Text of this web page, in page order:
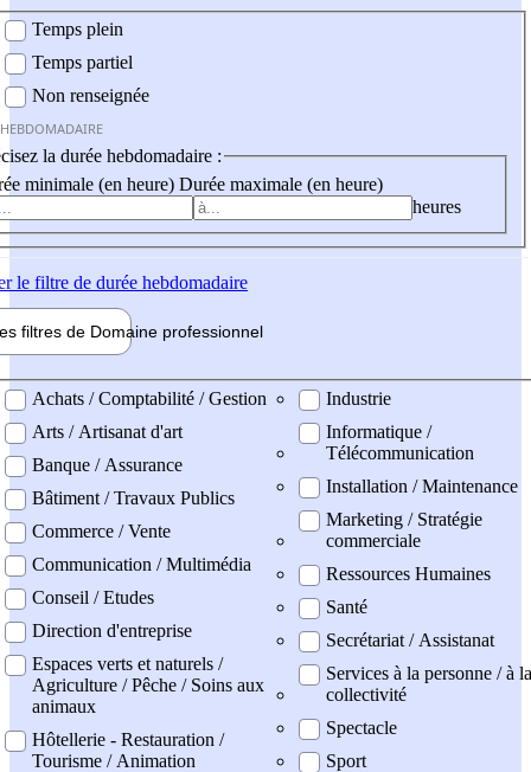
Temps plein
Temps partiel
Non renseignée
la durée hebdomadaire :
minimale (en heure) Durée maximale (en heure)
heures
le filtre de durée hebdomadaire
filtres de Domaine professionnel
professionel
Achats / Comptabilité / Gestion
Arts / Artisanat d'art
Banque / Assurance
Bâtiment / Travaux Publics
Commerce / Vente
Communication / Multimédia
Conseil / Etudes
Direction d'entreprise
Espaces verts et naturels /
Agriculture / Pêche / Soins aux
animaux
Hôtellerie - Restauration /
Tourisme / Animation
Industrie
Informatique /
Télécommunication
Installation / Maintenance
Marketing / Stratégie
commerciale
Ressources Humaines
Santé
Secrétariat / Assistanat
Services à la personne / à la
collectivité
Spectacle
Sport